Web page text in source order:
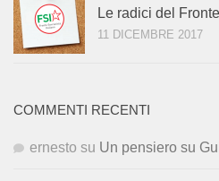
Le radici del
11 DICEMBRE 2017
COMMENTI RECENTI
ernesto su Un pensiero su